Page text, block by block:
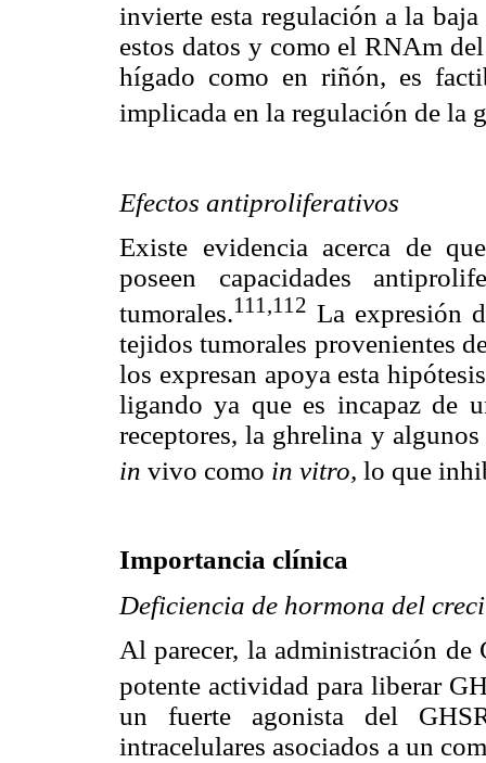
invierte esta regulación a la
estos datos y como el RNAm
hígado como en riñón, es
implicada en la regulación de la
Efectos antiproliferativos
Existe evidencia acerca de
poseen capacidades
tumorales.111,112 La expresión
tejidos tumorales provenientes
los expresan apoya esta
ligando ya que es incapaz de
receptores, la ghrelina y
in vivo como in vitro, lo que
Importancia clínica
Deficiencia de hormona del
Al parecer, la administración
potente actividad para liberar
un fuerte agonista del
intracelulares asociados a un